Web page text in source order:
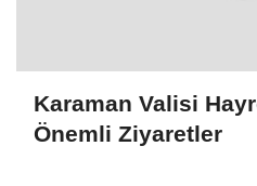
Karaman Valisi
Önemli Ziyaretler